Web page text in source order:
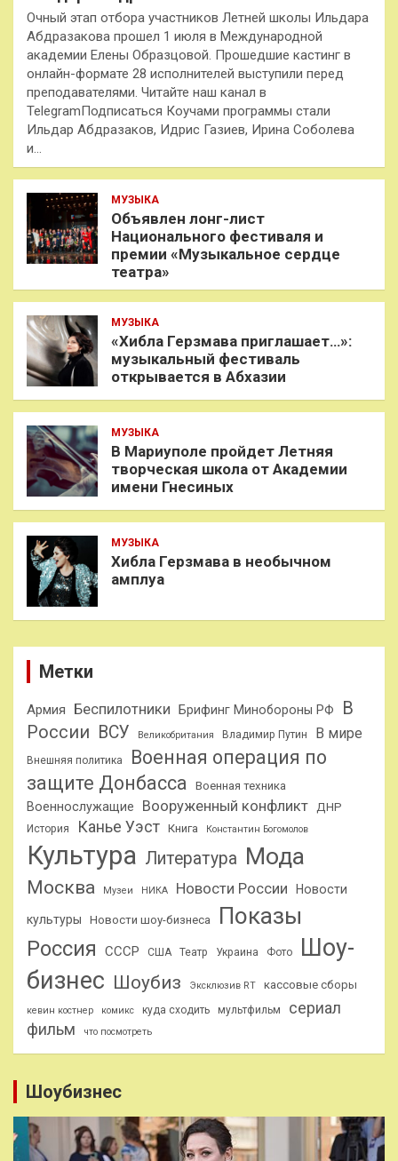
Очный этап отбора участников Летней школы Ильдара
Абдразакова прошел 1 июля в Международной
академии Елены Образцовой. Прошедшие кастинг в
онлайн-формате 28 исполнителей выступили перед
преподавателями. Читайте наш канал в
TelegramПодписаться Коучами программы стали
Ильдар Абдразаков, Идрис Газиев, Ирина Соболева
и…
МУЗЫКА
Объявлен лонг-лист
Национального фестиваля и
премии «Музыкальное сердце
театра»
МУЗЫКА
«Хибла Герзмава приглашает…»:
музыкальный фестиваль
открывается в Абхазии
МУЗЫКА
В Мариуполе пройдет Летняя
творческая школа от Академии
имени Гнесиных
МУЗЫКА
Хибла Герзмава в необычном
амплуа
Метки
Армия Беспилотники Брифинг Минобороны РФ
В
России ВСУ Великобритания Владимир Путин В мире
Внешняя политика
Военная операция по
защите Донбасса
Военная техника
Военнослужащие Вооруженный конфликт ДНР
История Канье Уэст Книга Константин Богомолов
Культура Литература Мода
Москва Музеи НИКА Новости России Новости
культуры Новости шоу-бизнеса Показы
Россия СССР США Театр Украина Фото
Шоу-
бизнес Шоубиз Эксклюзив RT кассовые сборы
кевин костнер комикс куда сходить мультфильм
сериал
фильм
что посмотреть
Шоубизнес